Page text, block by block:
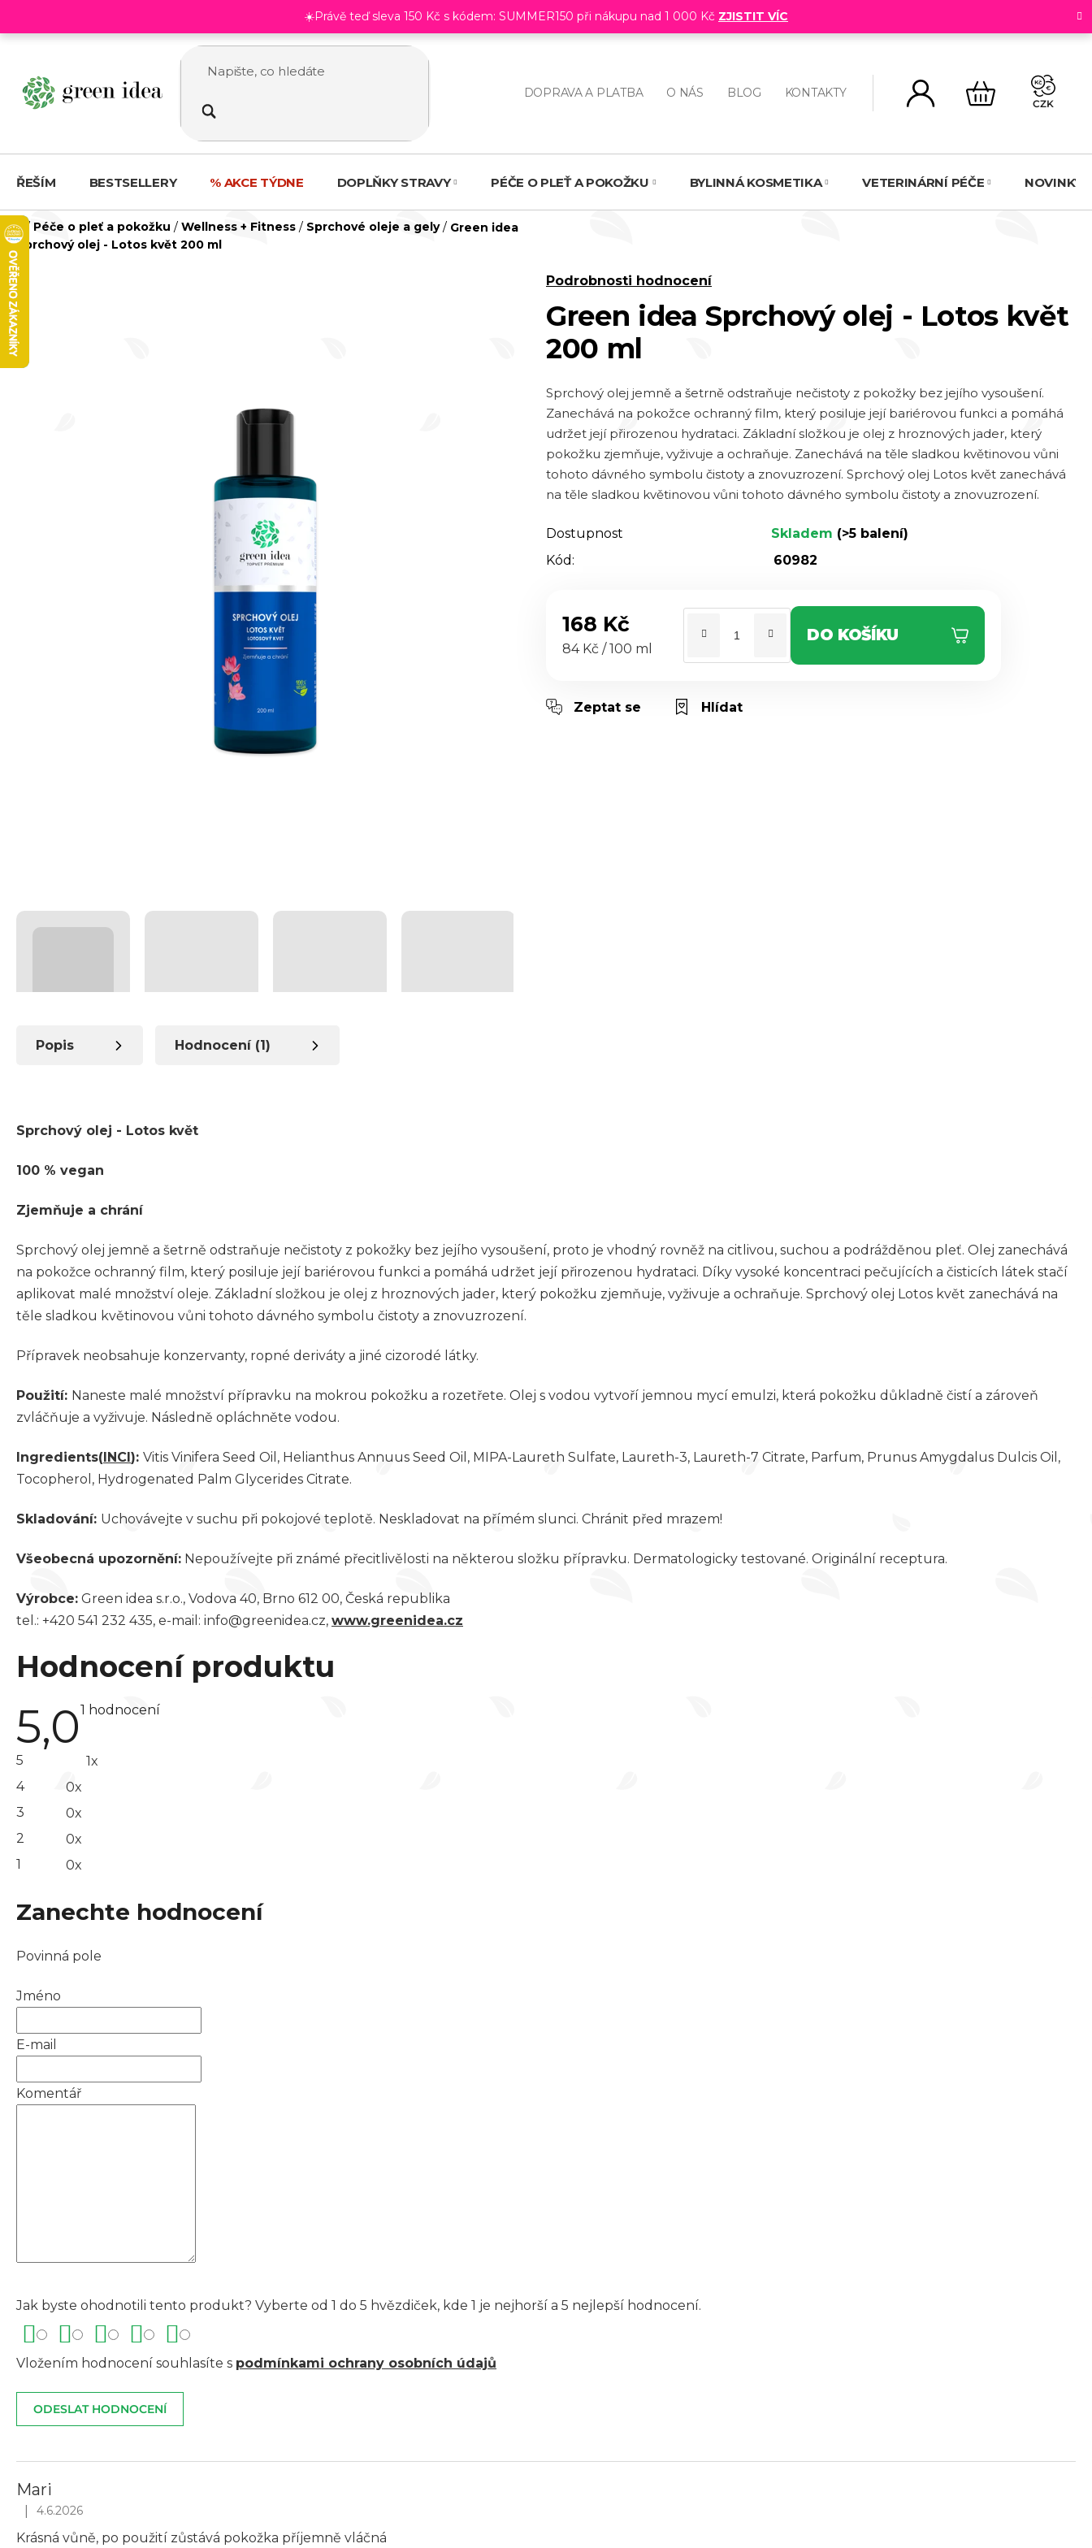
☀️Právě teď sleva 150 Kč s kódem: SUMMER150 při nákupu nad 1 000 Kč ZJISTIT VÍC
DOPRAVA A PLATBA O NÁS BLOG KONTAKTY
NÁKUPNÍ
KOŠÍK
CZK
ŘEŠÍM BESTSELLERY % AKCE TÝDNE DOPLŇKY STRAVY PÉČE O PLEŤ A POKOŽKU BYLINNÁ KOSMETIKA VETERINÁRNÍ PÉČE NOVINKY
Domů
/ Péče o pleť a pokožku / Wellness + Fitness / Sprchové oleje a gely / Green idea
Sprchový olej - Lotos květ 200 ml
Green idea Sprchový olej - Lotos květ
200 ml
Průměrné
produktu
je
z 5
hvězdiček.
Podrobnosti hodnocení
Sprchový olej jemně a šetrně odstraňuje nečistoty z pokožky bez jejího vysoušení.
Zanechává na pokožce ochranný film, který posiluje její bariérovou funkci a pomáhá
udržet její přirozenou hydrataci. Základní složkou je olej z hroznových jader, který
pokožku zjemňuje, vyživuje a ochraňuje. Zanechává na těle sladkou květinovou vůni
tohoto dávného symbolu čistoty a znovuzrození. Sprchový olej Lotos květ zanechává
na těle sladkou květinovou vůni tohoto dávného symbolu čistoty a znovuzrození.
Dostupnost Skladem (>5 balení)
Kód:
60982
168 Kč
Měrná cena:
84 Kč / 100 ml
DO KOŠÍKU
Zeptat se Hlídat
Popis Hodnocení (1)
Sprchový olej - Lotos květ
100 % vegan
​Zjemňuje a chrání
Sprchový olej jemně a šetrně odstraňuje nečistoty z pokožky bez jejího vysoušení, proto je vhodný rovněž na citlivou, suchou a podrážděnou pleť. Olej zanechává
na pokožce ochranný film, který posiluje její bariérovou funkci a pomáhá udržet její přirozenou hydrataci. Díky vysoké koncentraci pečujících a čisticích látek stačí
aplikovat malé množství oleje. Základní složkou je olej z hroznových jader, který pokožku zjemňuje, vyživuje a ochraňuje. Sprchový olej Lotos květ zanechává na
těle sladkou květinovou vůni tohoto dávného symbolu čistoty a znovuzrození.
Přípravek neobsahuje konzervanty, ropné deriváty a jiné cizorodé látky.
Použití: Naneste malé množství přípravku na mokrou pokožku a rozetřete. Olej s vodou vytvoří jemnou mycí emulzi, která pokožku důkladně čistí a zároveň
zvláčňuje a vyživuje. Následně opláchněte vodou.
Ingredients( INCI ): Vitis Vinifera Seed Oil, Helianthus Annuus Seed Oil, MIPA-Laureth Sulfate, Laureth-3, Laureth-7 Citrate, Parfum, Prunus Amygdalus Dulcis Oil,
Tocopherol, Hydrogenated Palm Glycerides Citrate.
Skladování: Uchovávejte v suchu při pokojové teplotě. Neskladovat na přímém slunci. Chránit před mrazem!
Všeobecná upozornění: Nepoužívejte při známé přecitlivělosti na některou složku přípravku. Dermatologicky testované. Originální receptura.
Výrobce: Green idea s.r.o., Vodova 40, Brno 612 00, Česká republika
tel.: +420 541 232 435, e-mail: info@greenidea.cz, www.greenidea.cz
Hodnocení produktu
5,0Průměrné
5,0
hvězdiček.
1 hodnocení
5
1x
4
0x
3
0x
2
0x
1
0x
Zanechte hodnocení
Povinná pole
Jméno
E-mail
Komentář
Jak byste ohodnotili tento produkt? Vyberte od 1 do 5 hvězdiček, kde 1 je nejhorší a 5 nejlepší hodnocení.
Vložením hodnocení souhlasíte s podmínkami ochrany osobních údajů
ODESLAT HODNOCENÍ
V
ý
p
i
Mari
Hodnocení produktu je 5 z 5 hvězdiček.
4.6.2026
Krásná vůně, po použití zůstává pokožka příjemně vláčná